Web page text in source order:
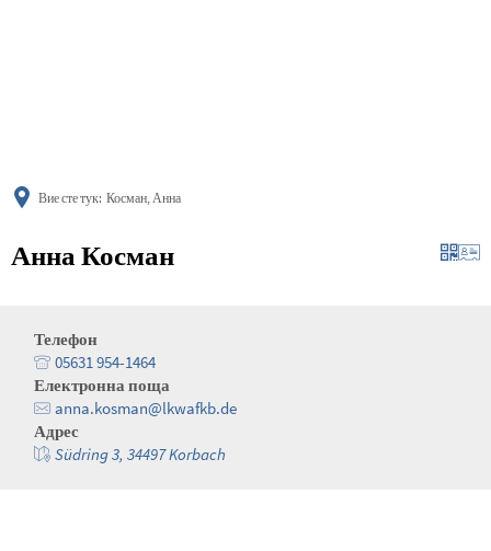
Вие сте тук: Косман, Анна
Анна Косман
Телефон
05631 954-1464
Електронна поща
anna.kosman@lkwafkb.de
Адрес
Südring 3, 34497 Korbach